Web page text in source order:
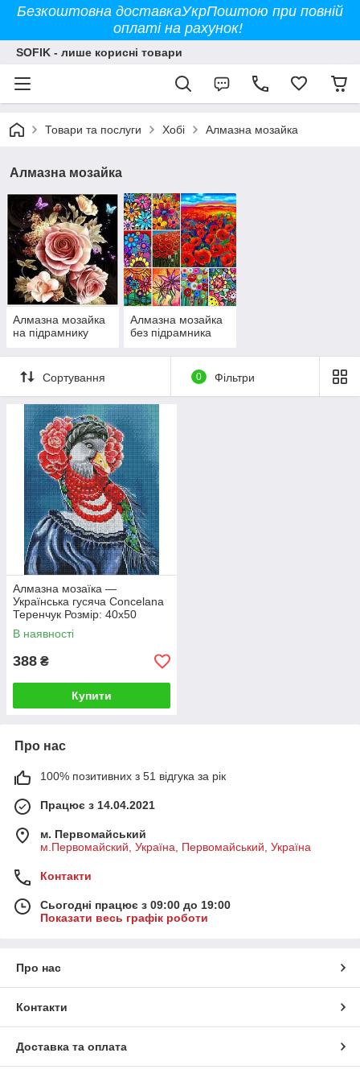
Безкоштовна доставкаУкрПоштою при повній
оплаті на рахунок!
SOFIK - лише корисні товари
Товари та послуги Хобі Алмазна мозайка
Алмазна мозайка
Алмазна мозайка
на підрамнику
Алмазна мозайка
без підрамника
Сортування 0 Фільтри
Алмазна мозаїка —
Українська гусяча Concelana
Теренчук Розмір: 40х50
В наявності
388 ₴
Купити
Про нас
100% позитивних з 51 відгука за рік
Працює з 14.04.2021
м. Первомайський
м.Первомайский, Україна, Первомайський, Україна
Контакти
Сьогодні працює з 09:00 до 19:00
Показати весь графік роботи
Про нас
Контакти
Доставка та оплата